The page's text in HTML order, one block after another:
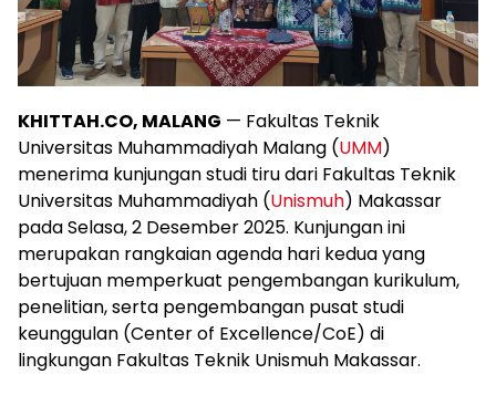
KHITTAH.CO, MALANG — Fakultas Teknik
Universitas Muhammadiyah Malang (UMM)
menerima kunjungan studi tiru dari Fakultas Teknik
Universitas Muhammadiyah (Unismuh) Makassar
pada Selasa, 2 Desember 2025. Kunjungan ini
merupakan rangkaian agenda hari kedua yang
bertujuan memperkuat pengembangan kurikulum,
penelitian, serta pengembangan pusat studi
keunggulan (Center of Excellence/CoE) di
lingkungan Fakultas Teknik Unismuh Makassar.